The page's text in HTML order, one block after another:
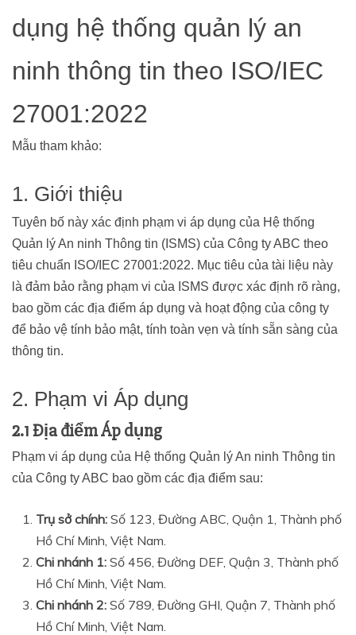
dụng hệ thống quản lý an
ninh thông tin theo ISO/IEC
27001:2022
Mẫu tham khảo:
1. Giới thiệu
Tuyên bố này xác định phạm vi áp dụng của Hệ thống
Quản lý An ninh Thông tin (ISMS) của Công ty ABC theo
tiêu chuẩn ISO/IEC 27001:2022. Mục tiêu của tài liệu này
là đảm bảo rằng phạm vi của ISMS được xác định rõ ràng,
bao gồm các địa điểm áp dụng và hoạt động của công ty
để bảo vệ tính bảo mật, tính toàn vẹn và tính sẵn sàng của
thông tin.
2. Phạm vi Áp dụng
2.1 Địa điểm Áp dụng
Phạm vi áp dụng của Hệ thống Quản lý An ninh Thông tin
của Công ty ABC bao gồm các địa điểm sau:
Trụ sở chính: Số 123, Đường ABC, Quận 1, Thành phố
Hồ Chí Minh, Việt Nam.
Chi nhánh 1: Số 456, Đường DEF, Quận 3, Thành phố
Hồ Chí Minh, Việt Nam.
Chi nhánh 2: Số 789, Đường GHI, Quận 7, Thành phố
Hồ Chí Minh, Việt Nam.